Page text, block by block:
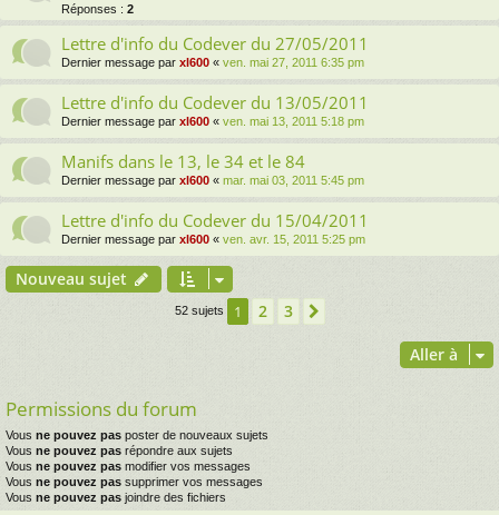
Réponses : 2
Lettre d'info du Codever du 27/05/2011
Dernier message par xl600 « ven. mai 27, 2011 6:35 pm
Lettre d'info du Codever du 13/05/2011
Dernier message par xl600 « ven. mai 13, 2011 5:18 pm
Manifs dans le 13, le 34 et le 84
Dernier message par xl600 « mar. mai 03, 2011 5:45 pm
Lettre d'info du Codever du 15/04/2011
Dernier message par xl600 « ven. avr. 15, 2011 5:25 pm
Nouveau sujet
52 sujets 1 2 3
Aller à
Permissions du forum
Vous ne pouvez pas poster de nouveaux sujets
Vous ne pouvez pas répondre aux sujets
Vous ne pouvez pas modifier vos messages
Vous ne pouvez pas supprimer vos messages
Vous ne pouvez pas joindre des fichiers